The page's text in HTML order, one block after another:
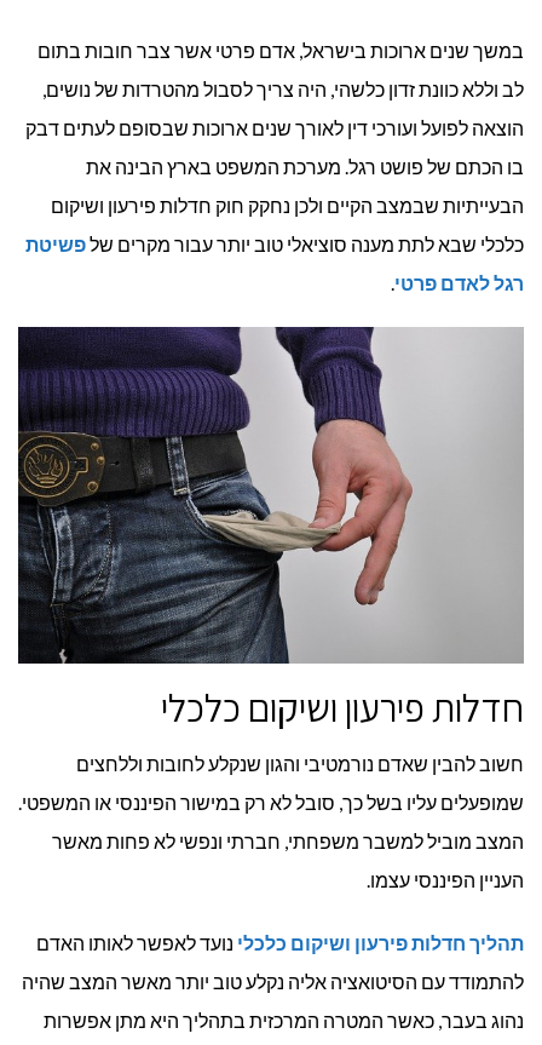
במשך שנים ארוכות בישראל, אדם פרטי אשר צבר חובות בתום
לב וללא כוונת זדון כלשהי, היה צריך לסבול מהטרדות של נושים,
הוצאה לפועל ועורכי דין לאורך שנים ארוכות שבסופם לעתים דבק
בו הכתם של פושט רגל. מערכת המשפט בארץ הבינה את
הבעייתיות שבמצב הקיים ולכן נחקק חוק חדלות פירעון ושיקום
כלכלי שבא לתת מענה סוציאלי טוב יותר עבור מקרים שלפשיטת
רגל לאדם פרטי.
חדלות פירעון ושיקום כלכלי
חשוב להבין שאדם נורמטיבי והגון שנקלע לחובות וללחצים
שמופעלים עליו בשל כך, סובל לא רק במישור הפיננסי או המשפטי.
המצב מוביל למשבר משפחתי, חברתי ונפשי לא פחות מאשר
העניין הפיננסי עצמו.
תהליך חדלות פירעון ושיקום כלכלי נועד לאפשר לאותו האדם
להתמודד עם הסיטואציה אליה נקלע טוב יותר מאשר המצב שהיה
נהוג בעבר, כאשר המטרה המרכזית בתהליך היא מתן אפשרות